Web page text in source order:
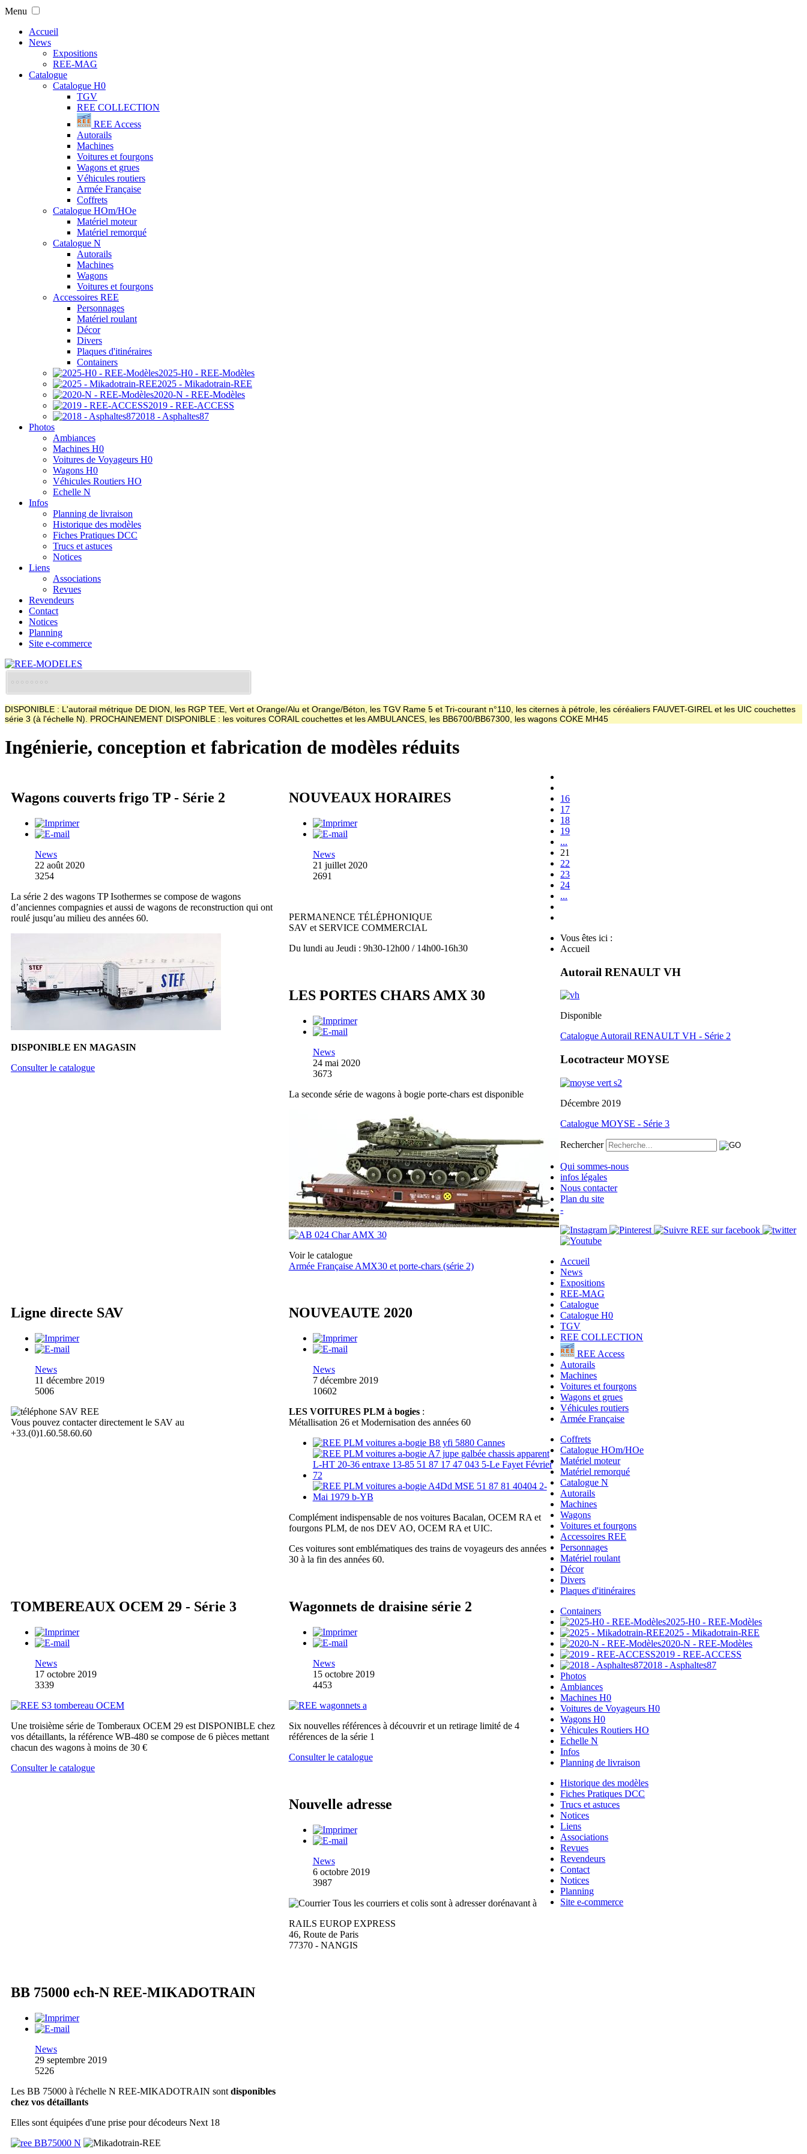
Menu
Accueil
News
Expositions
REE-MAG
Catalogue
Catalogue H0
TGV
REE COLLECTION
REE Access
Autorails
Machines
Voitures et fourgons
Wagons et grues
Véhicules routiers
Armée Française
Coffrets
Catalogue HOm/HOe
Matériel moteur
Matériel remorqué
Catalogue N
Autorails
Machines
Wagons
Voitures et fourgons
Accessoires REE
Personnages
Matériel roulant
Décor
Divers
Plaques d'itinéraires
Containers
2025-H0 - REE-Modèles
2025 - Mikadotrain-REE
2020-N - REE-Modèles
2019 - REE-ACCESS
2018 - Asphaltes87
Photos
Ambiances
Machines H0
Voitures de Voyageurs H0
Wagons H0
Véhicules Routiers HO
Echelle N
Infos
Planning de livraison
Historique des modèles
Fiches Pratiques DCC
Trucs et astuces
Notices
Liens
Associations
Revues
Revendeurs
Contact
Notices
Planning
Site e-commerce
DISPONIBLE : L'autorail métrique DE DION, les RGP TEE, Vert et Orange/Alu et Orange/Béton, les TGV Rame 5 et Tri-courant n°110, les citernes à pétrole, les céréaliers FAUVET-GIREL et les UIC couchettes
série 3 (à l'échelle N). PROCHAINEMENT DISPONIBLE : les voitures CORAIL couchettes et les AMBULANCES, les BB6700/BB67300, les wagons COKE MH45
Ingénierie, conception et fabrication de modèles réduits
Wagons couverts frigo TP - Série 2
News
22 août 2020
3254
La série 2 des wagons TP Isothermes se compose de wagons
d’anciennes compagnies et aussi de wagons de reconstruction qui ont
roulé jusqu’au milieu des années 60.
DISPONIBLE EN MAGASIN
Consulter le catalogue
NOUVEAUX HORAIRES
News
21 juillet 2020
2691
PERMANENCE TÉLÉPHONIQUE
SAV et SERVICE COMMERCIAL
Du lundi au Jeudi : 9h30-12h00 / 14h00-16h30
LES PORTES CHARS AMX 30
News
24 mai 2020
3673
La seconde série de wagons à bogie porte-chars est disponible
Voir le catalogue
Armée Française AMX30 et porte-chars (série 2)
Ligne directe SAV
News
11 décembre 2019
5006
Vous pouvez contacter directement le SAV au
+33.(0)1.60.58.60.60
NOUVEAUTE 2020
News
7 décembre 2019
10602
LES VOITURES PLM à bogies:
Métallisation 26 et Modernisation des années 60
Complément indispensable de nos voitures Bacalan, OCEM RA et
fourgons PLM, de nos DEV AO, OCEM RA et UIC.
Ces voitures sont emblématiques des trains de voyageurs des années
30 à la fin des années 60.
TOMBEREAUX OCEM 29 - Série 3
News
17 octobre 2019
3339
Une troisième série de Tomberaux OCEM 29 est DISPONIBLE chez
vos détaillants, la référence WB-480 se compose de 6 pièces mettant
chacun des wagons à moins de 30 €
Consulter le catalogue
Wagonnets de draisine série 2
News
15 octobre 2019
4453
Six nouvelles références à découvrir et un retirage limité de 4
références de la série 1
Consulter le catalogue
Nouvelle adresse
News
6 octobre 2019
3987
Tous les courriers et colis sont à adresser dorénavant à
RAILS EUROP EXPRESS
46, Route de Paris
77370 - NANGIS
BB 75000 ech-N REE-MIKADOTRAIN
News
29 septembre 2019
5226
Les BB 75000 à l'échelle N REE-MIKADOTRAIN sont disponibles
chez vos détaillants
Elles sont équipées d'une prise pour décodeurs Next 18
16
17
18
19
...
21
22
23
24
...
Vous êtes ici :
Accueil
Autorail RENAULT VH
Disponible
Catalogue Autorail RENAULT VH - Série 2
Locotracteur MOYSE
Décembre 2019
Catalogue MOYSE - Série 3
Rechercher
Qui sommes-nous
infos légales
Nous contacter
Plan du site
-
Accueil
News
Expositions
REE-MAG
Catalogue
Catalogue H0
TGV
REE COLLECTION
REE Access
Autorails
Machines
Voitures et fourgons
Wagons et grues
Véhicules routiers
Armée Française
Coffrets
Catalogue HOm/HOe
Matériel moteur
Matériel remorqué
Catalogue N
Autorails
Machines
Wagons
Voitures et fourgons
Accessoires REE
Personnages
Matériel roulant
Décor
Divers
Plaques d'itinéraires
Containers
2025-H0 - REE-Modèles
2025 - Mikadotrain-REE
2020-N - REE-Modèles
2019 - REE-ACCESS
2018 - Asphaltes87
Photos
Ambiances
Machines H0
Voitures de Voyageurs H0
Wagons H0
Véhicules Routiers HO
Echelle N
Infos
Planning de livraison
Historique des modèles
Fiches Pratiques DCC
Trucs et astuces
Notices
Liens
Associations
Revues
Revendeurs
Contact
Notices
Planning
Site e-commerce